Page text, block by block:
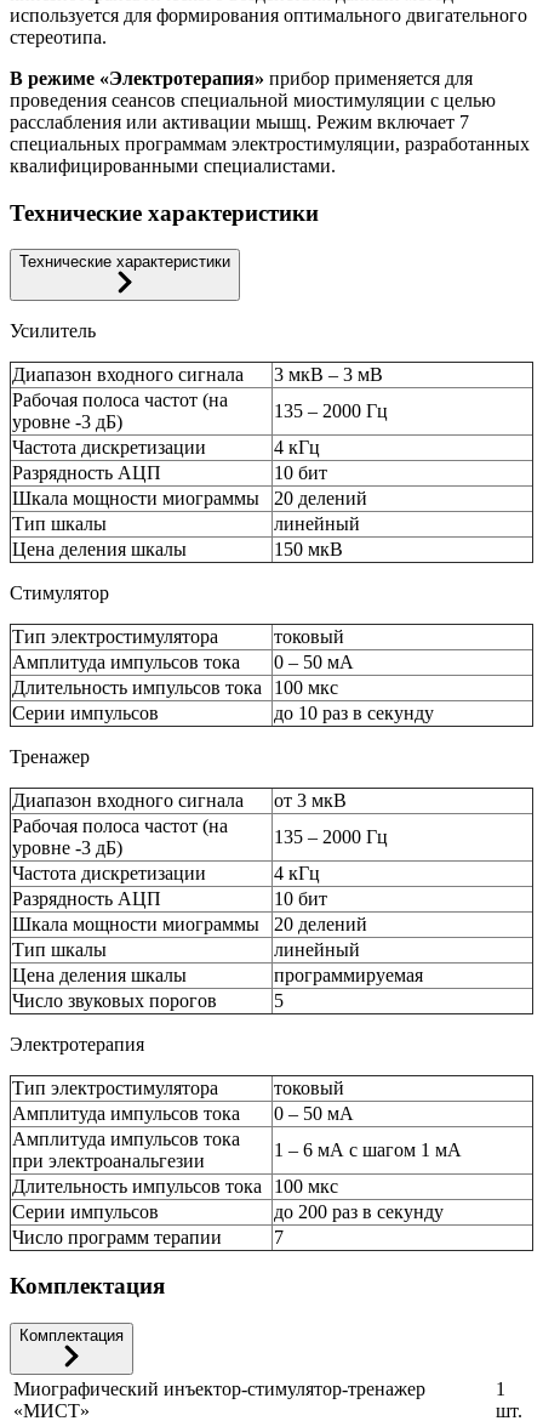
используется для формирования оптимального двигательного
стереотипа.
В режиме «Электротерапия» прибор применяется для
проведения сеансов специальной миостимуляции с целью
расслабления или активации мышц. Режим включает 7
специальных программам электростимуляции, разработанных
квалифицированными специалистами.
Технические характеристики
Технические характеристики
Усилитель
Диапазон входного сигнала
3 мкВ – 3 мВ
Рабочая полоса частот (на
уровне -3 дБ)
135 – 2000 Гц
Частота дискретизации
4 кГц
Разрядность АЦП
10 бит
Шкала мощности миограммы
20 делений
Тип шкалы
линейный
Цена деления шкалы
150 мкВ
Стимулятор
Тип электростимулятора
токовый
Амплитуда импульсов тока
0 – 50 мА
Длительность импульсов тока
100 мкс
Серии импульсов
до 10 раз в секунду
Тренажер
Диапазон входного сигнала
от 3 мкВ
Рабочая полоса частот (на
уровне -3 дБ)
135 – 2000 Гц
Частота дискретизации
4 кГц
Разрядность АЦП
10 бит
Шкала мощности миограммы
20 делений
Тип шкалы
линейный
Цена деления шкалы
программируемая
Число звуковых порогов
5
Электротерапия
Тип электростимулятора
токовый
Амплитуда импульсов тока
0 – 50 мА
Амплитуда импульсов тока
при электроанальгезии
1 – 6 мА с шагом 1 мА
Длительность импульсов тока
100 мкс
Серии импульсов
до 200 раз в секунду
Число программ терапии
7
Комплектация
Комплектация
Миографический инъектор-стимулятор-тренажер
«МИСТ»
1
шт.